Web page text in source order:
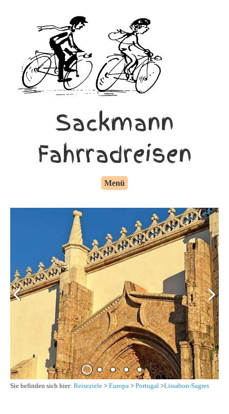
Sackmann
Fahrradreisen
Menü
Sie befinden sich hier: Reiseziele > Europa > Portugal >Lissabon-Sagres